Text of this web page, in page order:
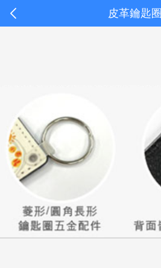
皮革鑰匙圈